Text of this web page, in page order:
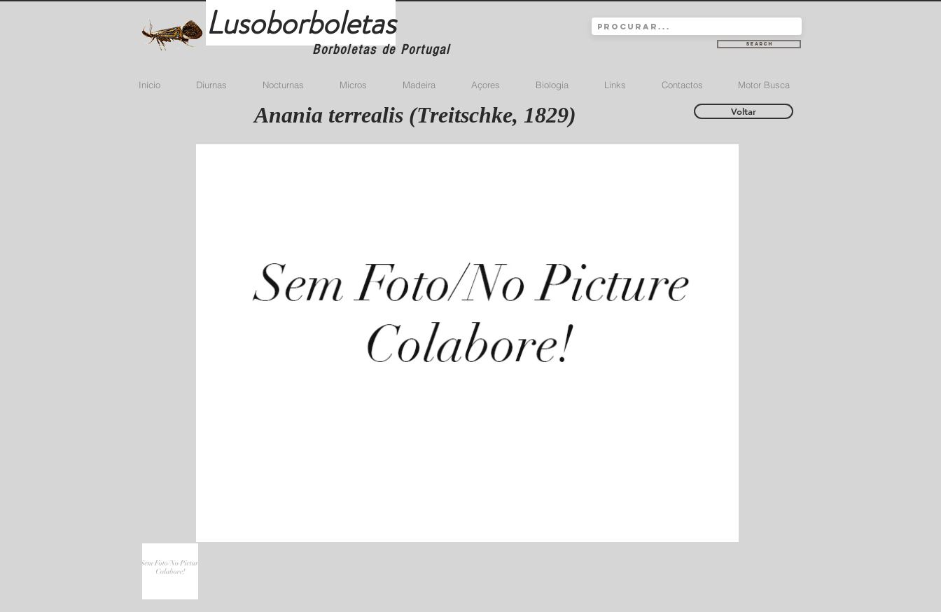
Lusoborboletas
Borboletas de Portugal Search
Início Diurnas Nocturnas Micros Madeira Açores Biologia Links Contactos Motor Busca
Anania terrealis (Treitschke, 1829) Voltar